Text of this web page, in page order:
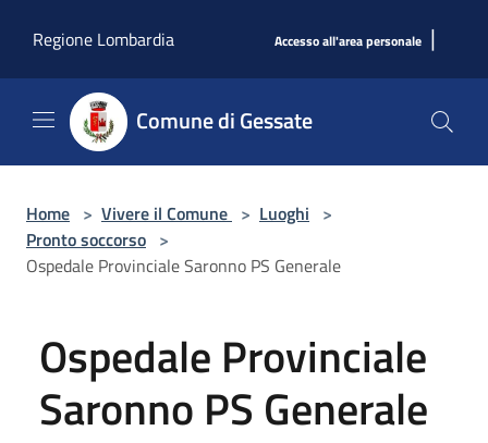
Regione Lombardia
Accesso all'area personale |
Comune di Gessate
Home > Vivere il Comune > Luoghi >
Pronto soccorso >
Ospedale Provinciale Saronno PS Generale
Ospedale Provinciale
Saronno PS Generale